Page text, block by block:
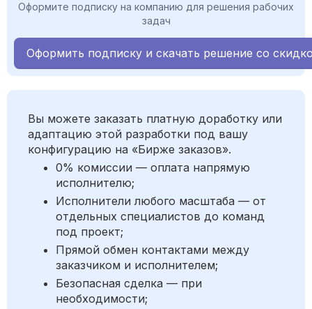
Оформите подписку на компанию для решения рабочих
задач
Оформить подписку и скачать решение со
Вы можете заказать платную доработку или
адаптацию этой разработки под вашу
конфигурацию на «Бирже заказов».
0% комиссии — оплата напрямую
исполнителю;
Исполнители любого масштаба — от
отдельных специалистов до команд
под проект;
Прямой обмен контактами между
заказчиком и исполнителем;
Безопасная сделка — при
необходимости;